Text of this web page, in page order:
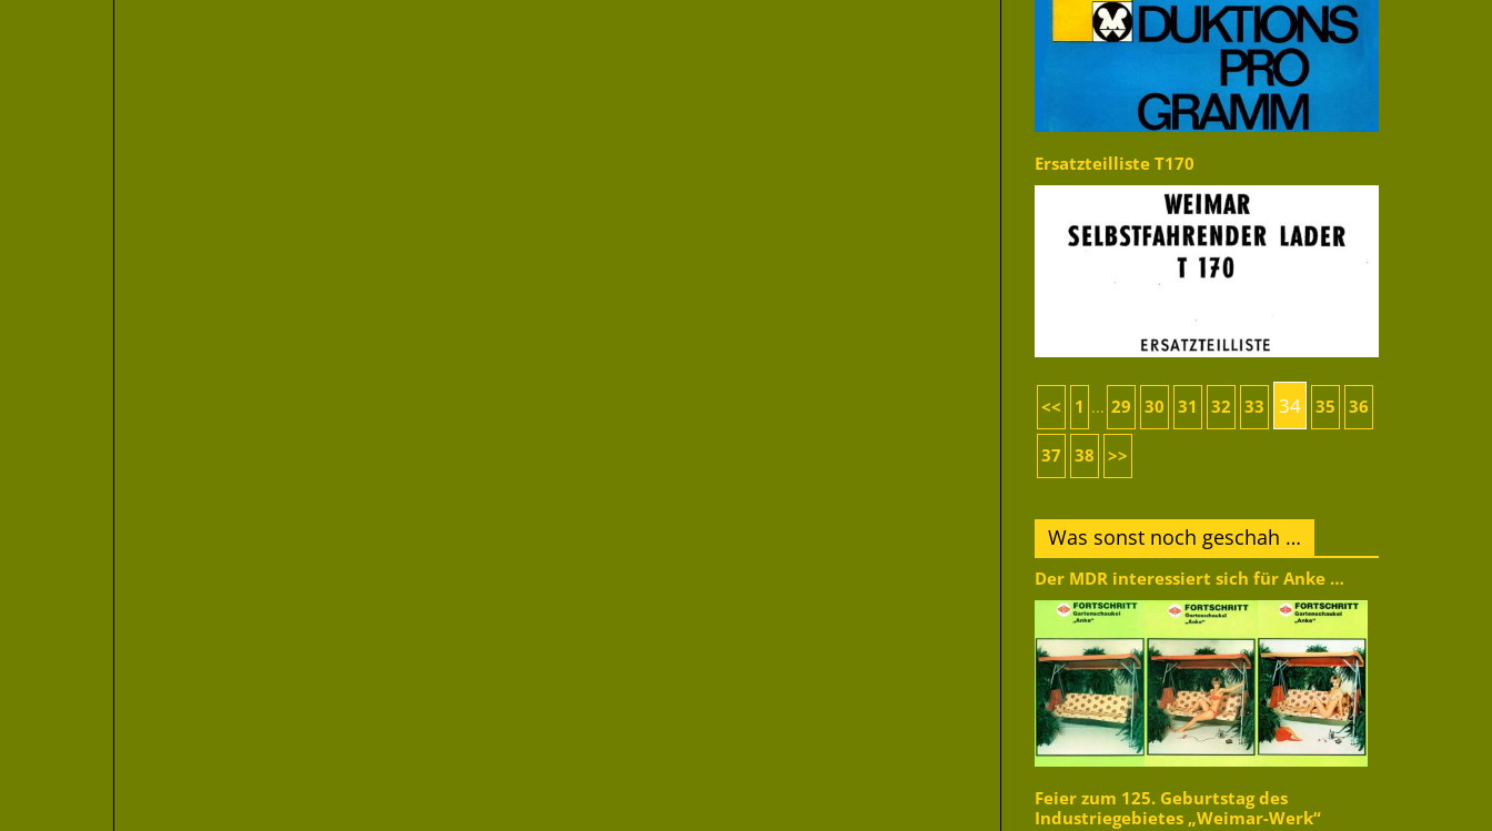
Ersatzteilliste T170
<< 1 ... 29 30 31 32 33 34 35 36
37 38 >>
Was sonst noch geschah …
Der MDR interessiert sich für Anke …
Feier zum 125. Geburtstag des
Industriegebietes „Weimar-Werk“